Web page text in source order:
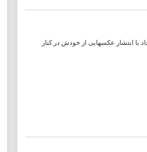
فرجاد با انتشار عکسهایی از خودش در کنار